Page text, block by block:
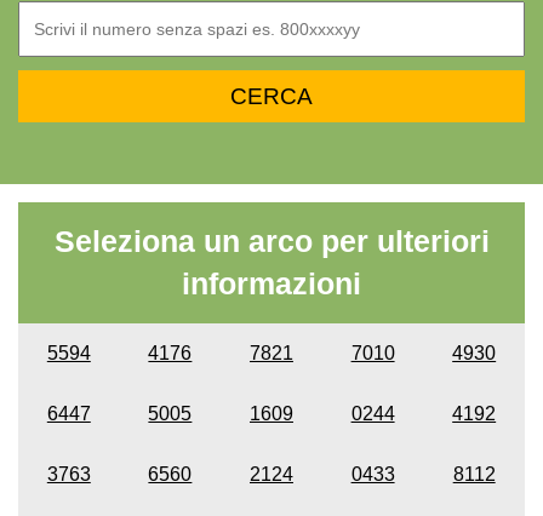
Seleziona un arco per ulteriori
informazioni
5594 4176 7821 7010 4930
6447 5005 1609 0244 4192
3763 6560 2124 0433 8112